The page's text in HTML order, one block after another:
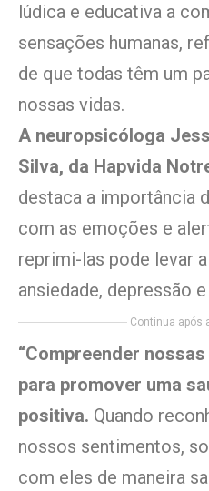
lúdica e educativa a
sensações humanas,
de que todas têm um
nossas vidas.
A neuropsicóloga
Silva, da Hapvida
destaca a importância
com as emoções e
reprimi-las pode levar
ansiedade, depressão
Continua após
“Compreender
para promover uma
positiva. Quando
nossos sentimentos,
com eles de maneira